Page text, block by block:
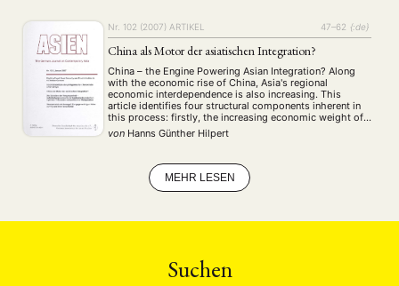
MITGLIEDERBEREICH KONTAKT SPENDEN SIE JETZT!
ENGLISH
Nr. 102 (2007) ARTIKEL 47–62 {:de}
China als Motor der asiatischen Integration?
China – the Engine Powering Asian Integration? Along
with the economic rise of China, Asia's regional
economic interdependence is also increasing. This
article identifies four structural components inherent in
this process: firstly, the increasing economic weight of
China; secondly, the deterioration of China's terms of
trade favouring countries with a (China) complementary
von Hanns Günther Hilpert
MEHR LESEN
Suchen